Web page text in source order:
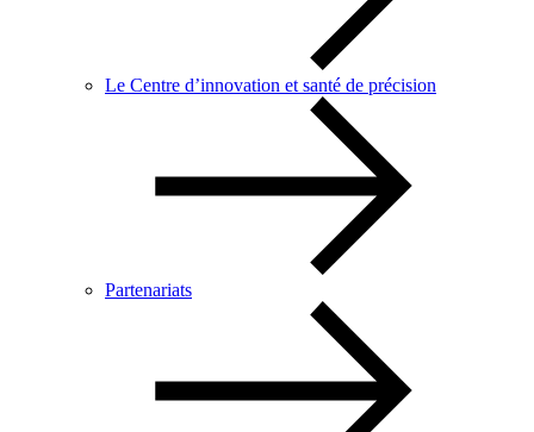
Le Centre d’innovation et santé de précision
Partenariats